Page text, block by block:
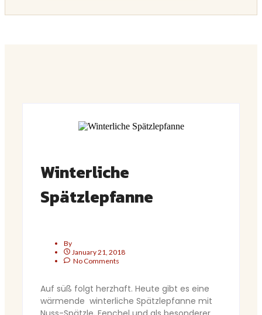
Winterliche
Spätzlepfanne
By
January 21, 2018
No Comments
Auf süß folgt herzhaft. Heute gibt es eine
wärmende winterliche Spätzlepfanne mit